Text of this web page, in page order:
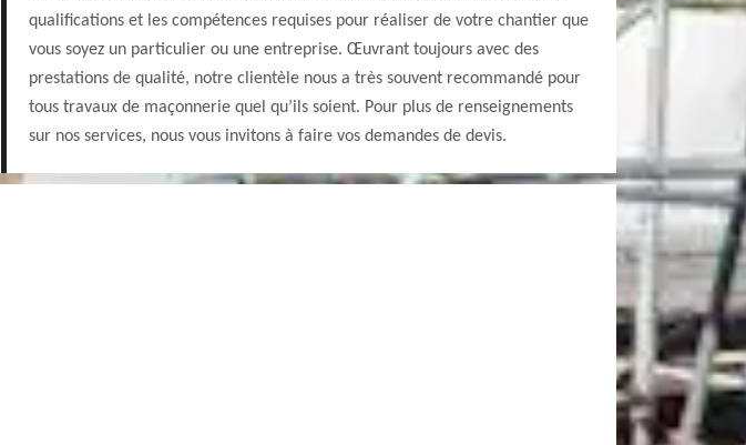
qualifications et les compétences requises pour réaliser de votre chantier que
vous soyez un particulier ou une entreprise. Œuvrant toujours avec des
prestations de qualité, notre clientèle nous a très souvent recommandé pour
tous travaux de maçonnerie quel qu’ils soient. Pour plus de renseignements
sur nos services, nous vous invitons à faire vos demandes de devis.